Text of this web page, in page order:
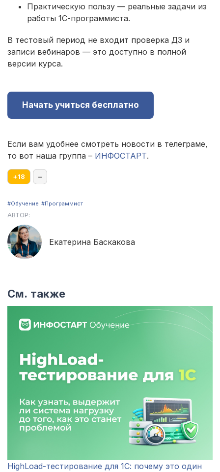
Практическую пользу — реальные задачи из
работы 1С-программиста.
В тестовый период не входит проверка ДЗ и
записи вебинаров — это доступно в полной
версии курса.
Начать учиться бесплатно
Если вам удобнее смотреть новости в телеграме,
то вот наша группа – ИНФОСТАРТ.
+18 –
#Обучение #Программист
АВТОР:
Екатерина Баскакова
См. также
HighLoad-тестирование для 1С: почему это один